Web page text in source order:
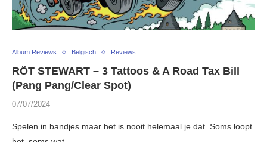
Album Reviews Belgisch Reviews
RÖT STEWART – 3 Tattoos & A Road Tax Bill
(Pang Pang/Clear Spot)
07/07/2024
Spelen in bandjes maar het is nooit helemaal je dat. Soms loopt